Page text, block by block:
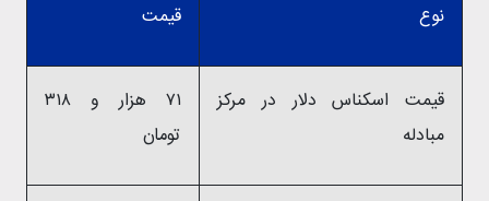
نوع قیمت
قیمت اسکناس دلار در مرکز
مبادله
۷۱ هزار و ۳۱۸
تومان